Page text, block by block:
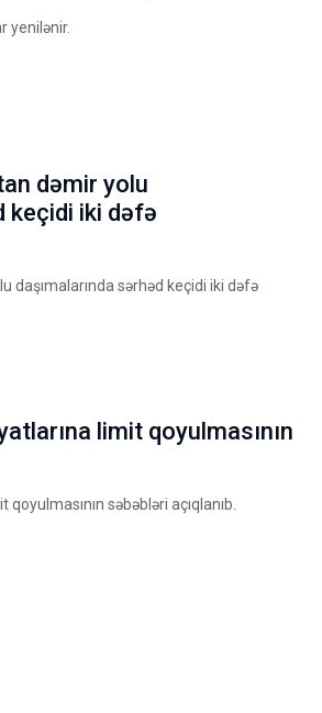
yenilənir.
dəmir yolu
keçidi iki dəfə
daşımalarında sərhəd keçidi iki dəfə
limit qoyulmasının
səbəbləri açıqlanıb.